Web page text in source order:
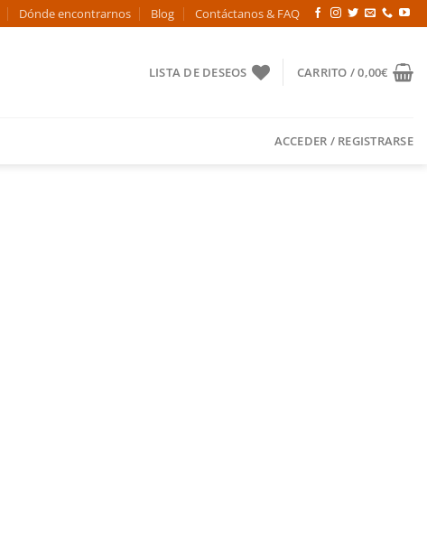
Dónde encontrarnos Blog Contáctanos & FAQ
LISTA DE DESEOS CARRITO /0,00€
ACCEDER / REGISTRARSE